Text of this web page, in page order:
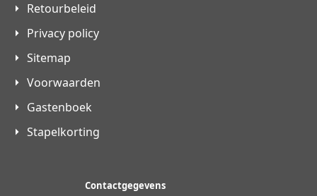
Retourbeleid
Privacy policy
Sitemap
Voorwaarden
Gastenboek
Stapelkorting
Contactgegevens